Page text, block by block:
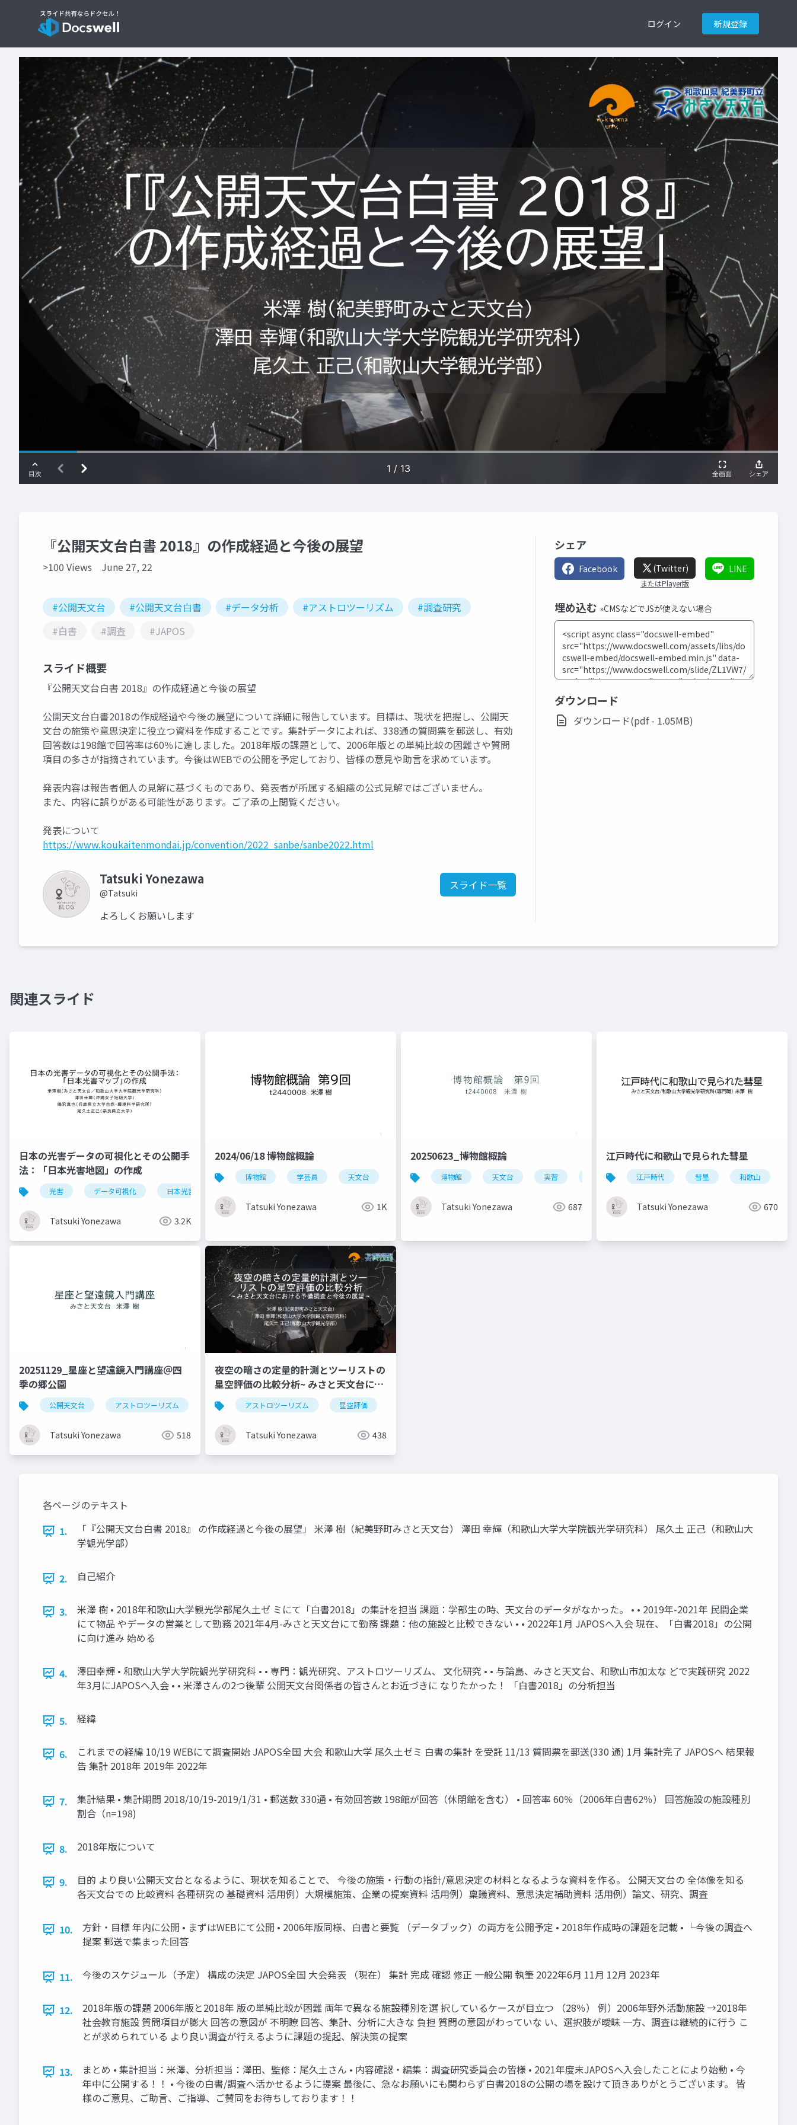
ログイン 新規登録
『公開天文台白書 2018』の作成経過と今後の展望
>100 Views June 27, 22
#公開天文台 #公開天文台白書 #データ分析 #アストロツーリズム
#調査研究
#白書
#調査 #JAPOS
スライド概要
『公開天文台白書 2018』の作成経過と今後の展望
公開天文台白書2018の作成経過や今後の展望について詳細に報告しています。目標は、現状を把握し、公開天
文台の施策や意思決定に役立つ資料を作成することです。集計データによれば、338通の質問票を郵送し、有効
回答数は198館で回答率は60％に達しました。2018年版の課題として、2006年版との単純比較の困難さや質問
項目の多さが指摘されています。今後はWEBでの公開を予定しており、皆様の意見や助言を求めています。
発表内容は報告者個人の見解に基づくものであり、発表者が所属する組織の公式見解ではございません。
また、内容に誤りがある可能性があります。ご了承の上閲覧ください。
発表について
https://www.koukaitenmondai.jp/convention/2022_sanbe/sanbe2022.html
Tatsuki Yonezawa
@Tatsuki
スライド一覧
よろしくお願いします
シェア
Facebook (Twitter)
またはPlayer版
LINE
埋め込む »CMSなどでJSが使えない場合
ダウンロード
ダウンロード(pdf - 1.05MB)
関連スライド
日本の光害データの可視化とその公開手
法：「日本光害地図」の作成
光害 データ可視化 日本光害地図
Tatsuki Yonezawa 3.2K
2024/06/18 博物館概論
博物館 学芸員 天文台 職業選択 観光教育
Tatsuki Yonezawa 1K
20250623_博物館概論
博物館 天文台 実習 観光教育
Tatsuki Yonezawa 687
江戸時代に和歌山で見られた彗星
江戸時代 彗星 和歌山
Tatsuki Yonezawa 670
20251129_星座と望遠鏡入門講座＠四
季の郷公園
公開天文台 アストロツーリズム
Tatsuki Yonezawa 518
夜空の暗さの定量的計測とツーリストの
星空評価の比較分析~ みさと天文台にお
ける予備調査と今後の展望 ~
アストロツーリズム 星空評価
Tatsuki Yonezawa 438
各ページのテキスト
1.
「『公開天文台白書 2018』 の作成経過と今後の展望」 米澤 樹（紀美野町みさと天文台） 澤田 幸輝（和歌山大学大学院観光学研究科） 尾久土 正己（和歌山大
学観光学部）
2. 自己紹介
3.
米澤 樹 • 2018年和歌山大学観光学部尾久土ゼ ミにて「白書2018」の集計を担当 課題：学部生の時、天文台のデータがなかった。 • • 2019年-2021年 民間企業
にて物品 やデータの営業として勤務 2021年4月-みさと天文台にて勤務 課題：他の施設と比較できない • • 2022年1月 JAPOSへ入会 現在、「白書2018」の公開
に向け進み 始める
4.
澤田幸輝 • 和歌山大学大学院観光学研究科 • • 専門：観光研究、アストロツーリズム、 文化研究 • • 与論島、みさと天文台、和歌山市加太な どで実践研究 2022
年3月にJAPOSへ入会 • • 米澤さんの2つ後輩 公開天文台関係者の皆さんとお近づきに なりたかった！ 「白書2018」の分析担当
5. 経緯
6.
これまでの経緯 10/19 WEBにて調査開始 JAPOS全国 大会 和歌山大学 尾久土ゼミ 白書の集計 を受託 11/13 質問票を郵送(330 通) 1月 集計完了 JAPOSへ 結果報
告 集計 2018年 2019年 2022年
7.
集計結果 • 集計期間 2018/10/19-2019/1/31 • 郵送数 330通 • 有効回答数 198館が回答（休閉館を含む） • 回答率 60％（2006年白書62％） 回答施設の施設種別
割合（n=198)
8. 2018年版について
9.
目的 より良い公開天文台となるように、現状を知ることで、 今後の施策・行動の指針/意思決定の材料となるような資料を作る。 公開天文台の 全体像を知る
各天文台での 比較資料 各種研究の 基礎資料 活用例）大規模施策、企業の提案資料 活用例）稟議資料、意思決定補助資料 活用例）論文、研究、調査
10.
方針・目標 年内に公開 • まずはWEBにて公開 • 2006年版同様、白書と要覧 （データブック）の両方を公開予定 • 2018年作成時の課題を記載 • └今後の調査へ
提案 郵送で集まった回答
11. 今後のスケジュール（予定） 構成の決定 JAPOS全国 大会発表 （現在） 集計 完成 確認 修正 一般公開 執筆 2022年6月 11月 12月 2023年
12.
2018年版の課題 2006年版と2018年 版の単純比較が困難 両年で異なる施設種別を選 択しているケースが目立つ （28％） 例）2006年野外活動施設 →2018年
社会教育施設 質問項目が膨大 回答の意図が 不明瞭 回答、集計、分析に大きな 負担 質問の意図がわっていな い、選択肢が曖昧 一方、調査は継続的に行う こ
とが求められている より良い調査が行えるように課題の提起、解決策の提案
13.
まとめ • 集計担当：米澤、分析担当：澤田、監修：尾久土さん • 内容確認・編集：調査研究委員会の皆様 • 2021年度末JAPOSへ入会したことにより始動 • 今
年中に公開する！！ • 今後の白書/調査へ活かせるように提案 最後に、急なお願いにも関わらず白書2018の公開の場を設けて頂きありがとうございます。 皆
様のご意見、ご助言、ご指導、ご賛同をお待ちしております！！